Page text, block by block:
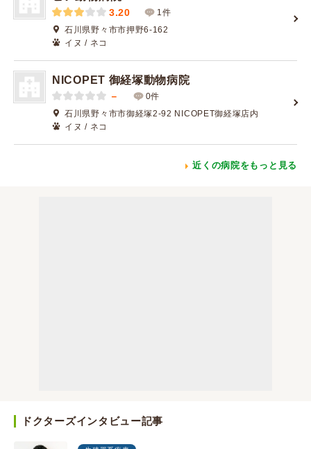
3.20
1件
石川県野々市市押野6-162
イヌ / ネコ
NICOPET 御経塚動物病院
－
0件
石川県野々市市御経塚2-92 NICOPET御経塚店内
イヌ / ネコ
近くの病院をもっと見る
ドクターズインタビュー記事